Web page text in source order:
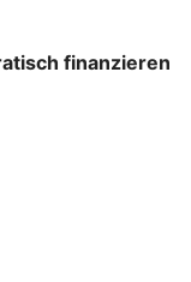
finanzieren